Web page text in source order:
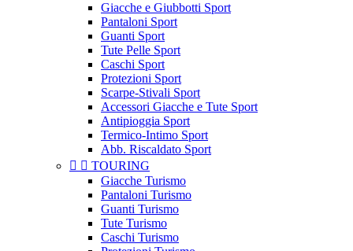
Giacche e Giubbotti Sport
Pantaloni Sport
Guanti Sport
Tute Pelle Sport
Caschi Sport
Protezioni Sport
Scarpe-Stivali Sport
Accessori Giacche e Tute Sport
Antipioggia Sport
Termico-Intimo Sport
Abb. Riscaldato Sport
  TOURING
Giacche Turismo
Pantaloni Turismo
Guanti Turismo
Tute Turismo
Caschi Turismo